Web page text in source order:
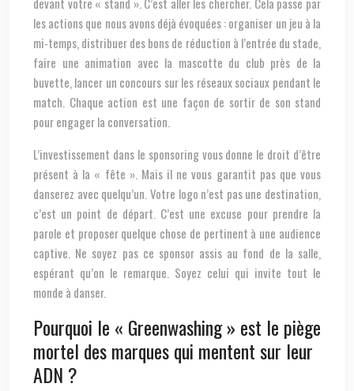
les actions que nous avons déjà évoquées : organiser un jeu à la
mi-temps, distribuer des bons de réduction à l’entrée du stade,
faire une animation avec la mascotte du club près de la
buvette, lancer un concours sur les réseaux sociaux pendant le
match. Chaque action est une façon de sortir de son stand
pour engager la conversation.
L’investissement dans le sponsoring vous donne le droit d’être
présent à la « fête ». Mais il ne vous garantit pas que vous
danserez avec quelqu’un. Votre logo n’est pas une destination,
c’est un point de départ. C’est une excuse pour prendre la
parole et proposer quelque chose de pertinent à une audience
captive. Ne soyez pas ce sponsor assis au fond de la salle,
espérant qu’on le remarque. Soyez celui qui invite tout le
monde à danser.
Pourquoi le « Greenwashing » est le piège
mortel des marques qui mentent sur leur
ADN ?